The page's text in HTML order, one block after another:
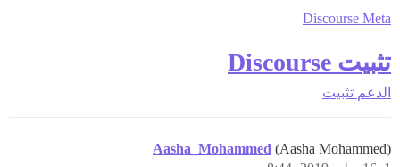
Discourse Meta
تثبيت Discourse
الدعم تثبيت
Aasha_Mohammed (Aasha Mohammed)